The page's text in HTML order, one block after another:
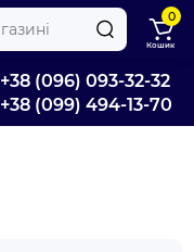
+38 (096) 093-32-32
+38 (099) 494-13-70
0
Кошик